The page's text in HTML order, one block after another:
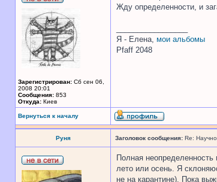
Зарегистрирован: Сб сен 06,
2008 20:01
Сообщения: 853
Откуда: Киев
Жду определенности, и
Я - Елена, мои альбомы
Pfaff 2048
Вернуться к началу
Руня Заголовок сообщения: Re:
Полная
лето или осень. Я
не на карантине). Пока